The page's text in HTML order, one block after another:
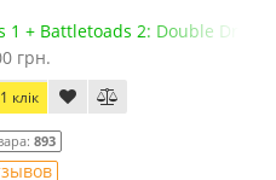
+ Battletoads 2: Double
грн.
клік
893